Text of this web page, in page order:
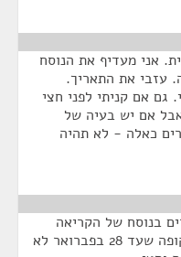
אני מעדיף את הנוסח
עזבי את התאריך.
גם אם קניתי לפני חצי
אם יש בעיה של
כאלה - לא תהיה
בנוסח של הקריאה
הראשונה, לא משנה מתי קניתי, התקופה שעד 28 בפברואר לא